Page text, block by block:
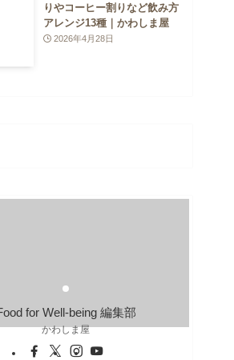
りやコーヒー割りなど飲み方
アレンジ13種｜かわしま屋
2026年4月28日
for Well-being 編集部
かわしま屋